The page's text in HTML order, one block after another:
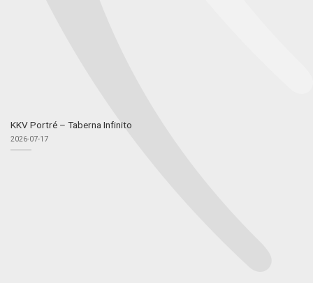
KKV Portré – Taberna Infinito
2026-07-17